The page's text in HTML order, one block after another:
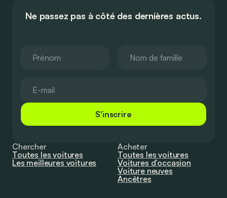
Ne passez pas à côté des dernières actus.
S'inscrire
Chercher
Toutes les voitures
Les meilleures voitures
Acheter
Toutes les voitures
Voitures d’occasion
Voiture neuves
Ancêtres